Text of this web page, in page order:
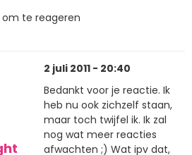
om te reageren
2 juli 2011 - 20:40
Bedankt voor je reactie. Ik
heb nu ook zichzelf staan,
maar toch twijfel ik. Ik zal
nog wat meer reacties
afwachten ;) Wat ipv dat,